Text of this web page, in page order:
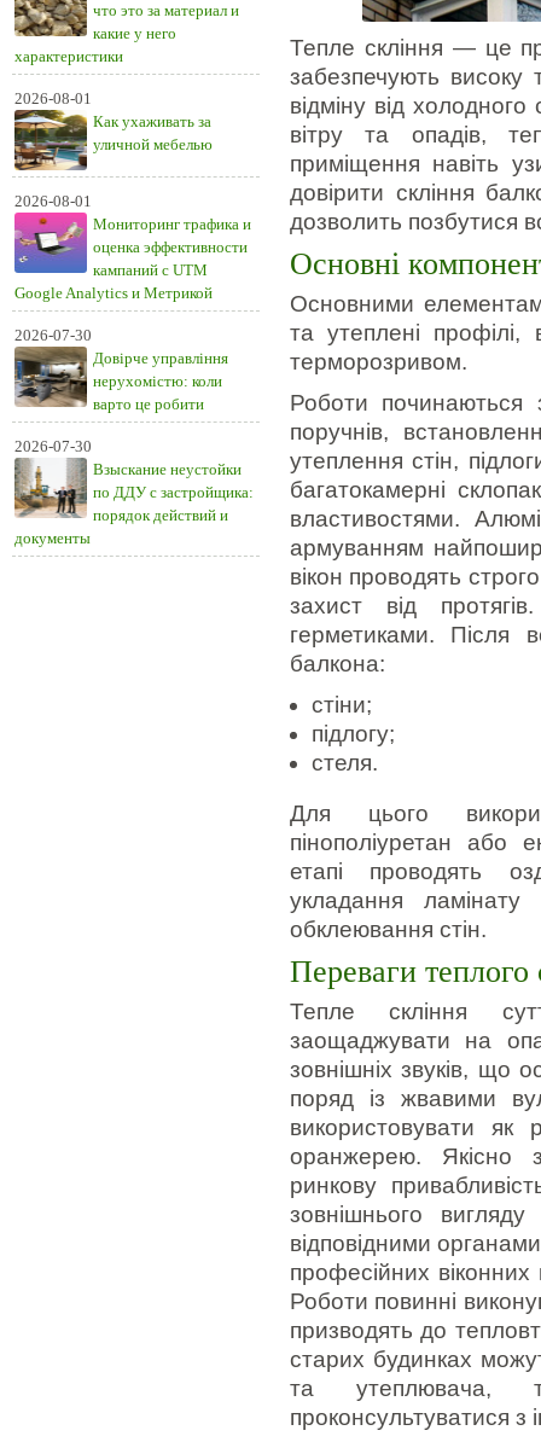
что это за материал и
какие у него
характеристики
2026-08-01
Как ухаживать за
уличной мебелью
2026-08-01
Мониторинг трафика и
оценка эффективности
кампаний с UTM
Google Analytics и Метрикой
2026-07-30
Довірче управління
нерухомістю: коли
варто це робити
2026-07-30
Взыскание неустойки
по ДДУ с застройщика:
порядок действий и
документы
Тепле скління — це
забезпечують високу
відміну від
вітру та опадів,
приміщення навіть
довірити скління
дозволить позбутися
Основні
Основними
та утеплені профілі,
терморозривом.
Роботи починаються
поручнів,
утеплення стін,
багатокамерні
властивостями.
армуванням
вікон проводять
захист від
герметиками. Після
балкона:
стіни;
підлогу;
стеля.
Для цього
пінополіуретан або
етапі проводять
укладання
обклеювання стін.
Переваги теплого
Тепле скління
заощаджувати на
зовнішніх звуків, що
поряд із жвавими
використовувати як
оранжерею. Якісно
ринкову
зовнішнього
відповідними
професійних віконних
Роботи повинні
призводять до
старих будинках
та утеплювача,
проконсультуватися з